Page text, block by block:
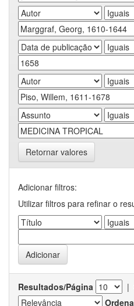
Retornar valores
Adicionar filtros:
Utilizar filtros para refinar o
Resultados/Página |